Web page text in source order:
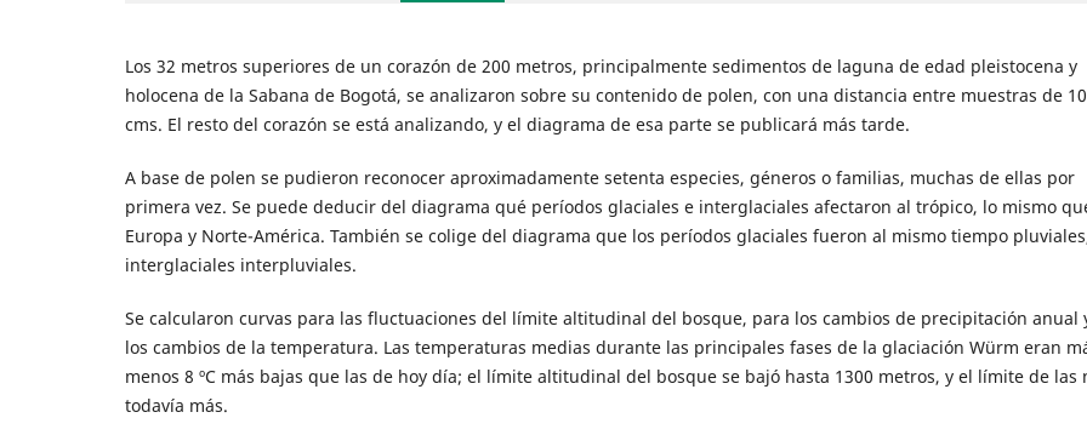
Los 32 metros superiores de un corazón de 200 metros, principalmente sedimentos de laguna de edad pleistocena y
holocena de la Sabana de Bogotá, se analizaron sobre su contenido de polen, con una distancia entre muestras de
cms. El resto del corazón se está analizando, y el diagrama de esa parte se publicará más tarde.
A base de polen se pudieron reconocer aproximadamente setenta especies, géneros o familias, muchas de ellas por
primera vez. Se puede deducir del diagrama qué períodos glaciales e interglaciales afectaron al trópico, lo mismo
Europa y Norte-América. También se colige del diagrama que los períodos glaciales fueron al mismo tiempo
interglaciales interpluviales.
Se calcularon curvas para las fluctuaciones del límite altitudinal del bosque, para los cambios de precipitación anual
los cambios de la temperatura. Las temperaturas medias durante las principales fases de la glaciación Würm eran
menos 8 ºC más bajas que las de hoy día; el límite altitudinal del bosque se bajó hasta 1300 metros, y el límite de las
todavía más.